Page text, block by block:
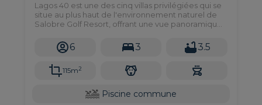
Lagos 40 est une des cinq villas privilégiées qui se
situe au plus haut de l'environnement naturel de
Salobre Golf Resort, offrant une vue panoramique
6 3 3.5
115m2
Piscine commune